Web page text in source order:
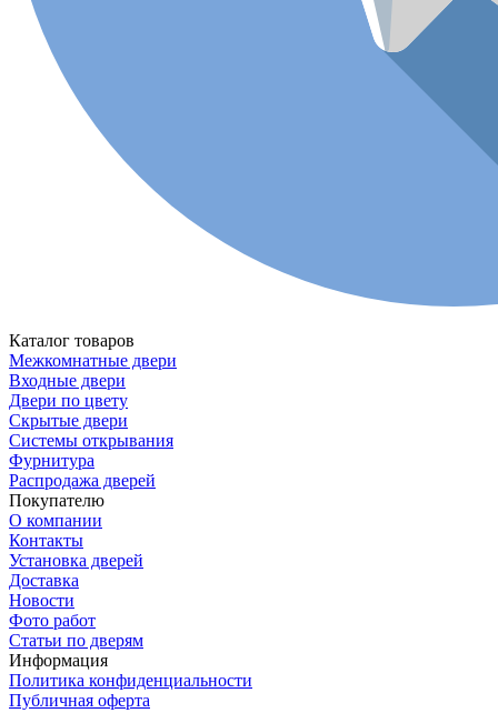
Каталог товаров
Межкомнатные двери
Входные двери
Двери по цвету
Скрытые двери
Системы открывания
Фурнитура
Распродажа дверей
Покупателю
О компании
Контакты
Установка дверей
Доставка
Новости
Фото работ
Статьи по дверям
Информация
Политика конфиденциальности
Публичная оферта